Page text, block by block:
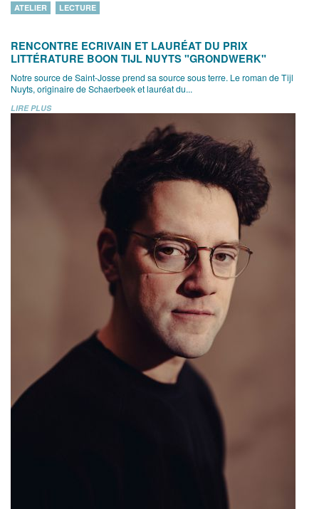
ATELIER LECTURE
RENCONTRE ECRIVAIN ET LAURÉAT DU PRIX
LITTÉRATURE BOON TIJL NUYTS "GRONDWERK"
Notre source de Saint-Josse prend sa source sous terre. Le roman de Tijl
Nuyts, originaire de Schaerbeek et lauréat du...
LIRE PLUS